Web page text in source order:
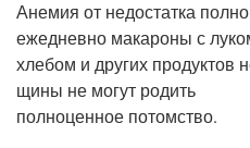
Ане­мия от недо­стат­ка
еже­днев­но мака­ро­ны с
хле­бом и дру­гих про­дук­тов
щи­ны не могут родить
пол­но­цен­ное потомство.